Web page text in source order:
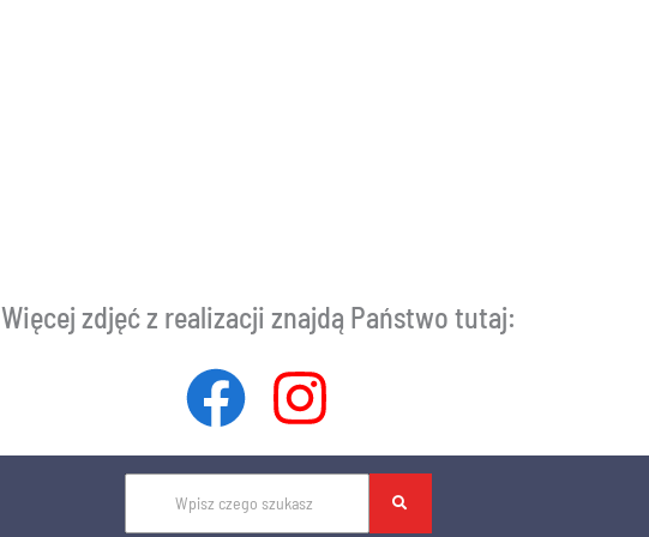
Więcej zdjęć z realizacji znajdą Państwo tutaj: